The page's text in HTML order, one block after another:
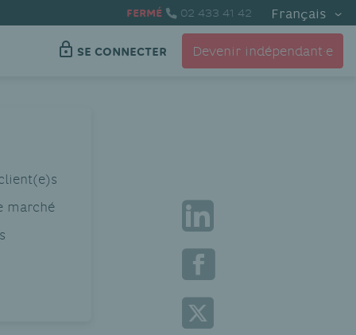
FERMÉ 02 433 41 42 Français
Devenir indépendant·e
SE CONNECTER
marché